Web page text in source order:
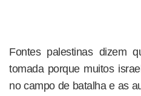
Fontes palestinas dizem
tomada porque muitos
no campo de batalha e as